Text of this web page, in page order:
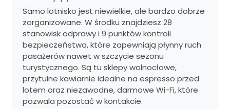
Samo lotnisko jest niewielkie, ale bardzo dobrze
zorganizowane. W środku znajdziesz 28
stanowisk odprawy i 9 punktów kontroli
bezpieczeństwa, które zapewniają płynny ruch
pasażerów nawet w szczycie sezonu
turystycznego. Są tu sklepy wolnocłowe,
przytulne kawiarnie idealne na espresso przed
lotem oraz niezawodne, darmowe Wi-Fi, które
pozwala pozostać w kontakcie.